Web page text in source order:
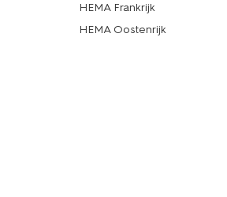
HEMA Frankrijk
HEMA Oostenrijk